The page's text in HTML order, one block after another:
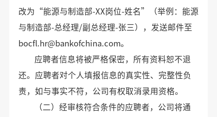
改为“能源与制造部-XX岗位-姓名”（举例：能源
与制造部-总经理/副总经理-张三），发送邮件至
bocfl.hr@bankofchina.com。
应聘者信息将被严格保密，所有资料恕不退
还。应聘者对个人填报信息的真实性、完整性负
责，如与事实不符，公司有权取消录用资格。
（二）经审核符合条件的应聘者，公司将通